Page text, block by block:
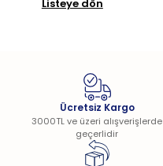
Listeye dön
Ücretsiz Kargo
3000TL ve üzeri alışverişlerde
geçerlidir